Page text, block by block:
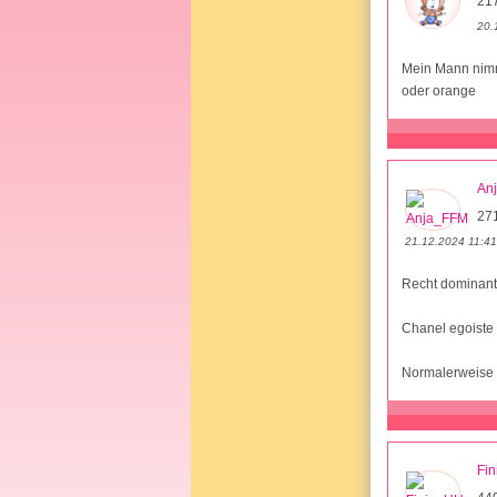
Mein Mann
oder orange
21.12.2024 11:41
Recht
Chanel egoiste